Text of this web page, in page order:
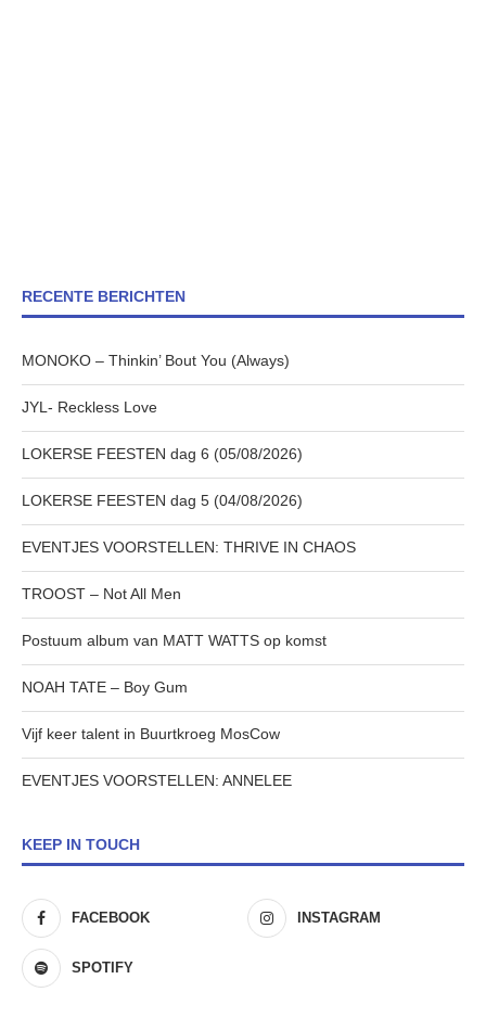
RECENTE BERICHTEN
MONOKO – Thinkin’ Bout You (Always)
JYL- Reckless Love
LOKERSE FEESTEN dag 6 (05/08/2026)
LOKERSE FEESTEN dag 5 (04/08/2026)
EVENTJES VOORSTELLEN: THRIVE IN CHAOS
TROOST – Not All Men
Postuum album van MATT WATTS op komst
NOAH TATE – Boy Gum
Vijf keer talent in Buurtkroeg MosCow
EVENTJES VOORSTELLEN: ANNELEE
KEEP IN TOUCH
FACEBOOK INSTAGRAM
SPOTIFY